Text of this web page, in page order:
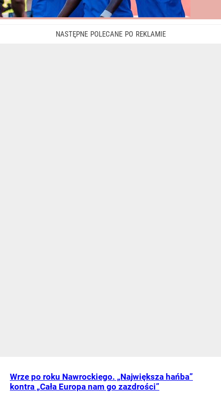
Wrze po roku Nawrockiego. „Największa hańba”
kontra „Cała Europa nam go zazdrości”